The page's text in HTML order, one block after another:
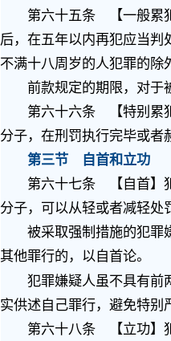
第六十五条 【一般累
后，在五年以内再犯应当判
不满十八周岁的人犯罪的除
前款规定的期限，对于
第六十六条 【特别累犯
分子，在刑罚执行完毕或者
第三节 自首和立功
第六十七条 【自首】
分子，可以从轻或者减轻处
被采取强制措施的犯罪嫌
其他罪行的，以自首论。
犯罪嫌疑人虽不具有前两
实供述自己罪行，避免特别
第六十八条 【立功】犯